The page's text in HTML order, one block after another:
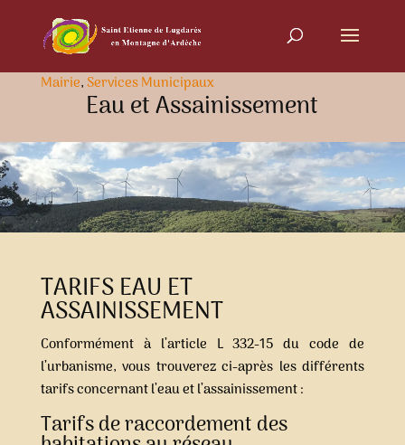
Mairie,Services Municipaux
Eau et Assainissement
TARIFS EAU ET
ASSAINISSEMENT
Conformément à l’article L 332-15 du code de
l’urbanisme, vous trouverez ci-après les différents
tarifs concernant l’eau et l’assainissement :
Tarifs de raccordement des